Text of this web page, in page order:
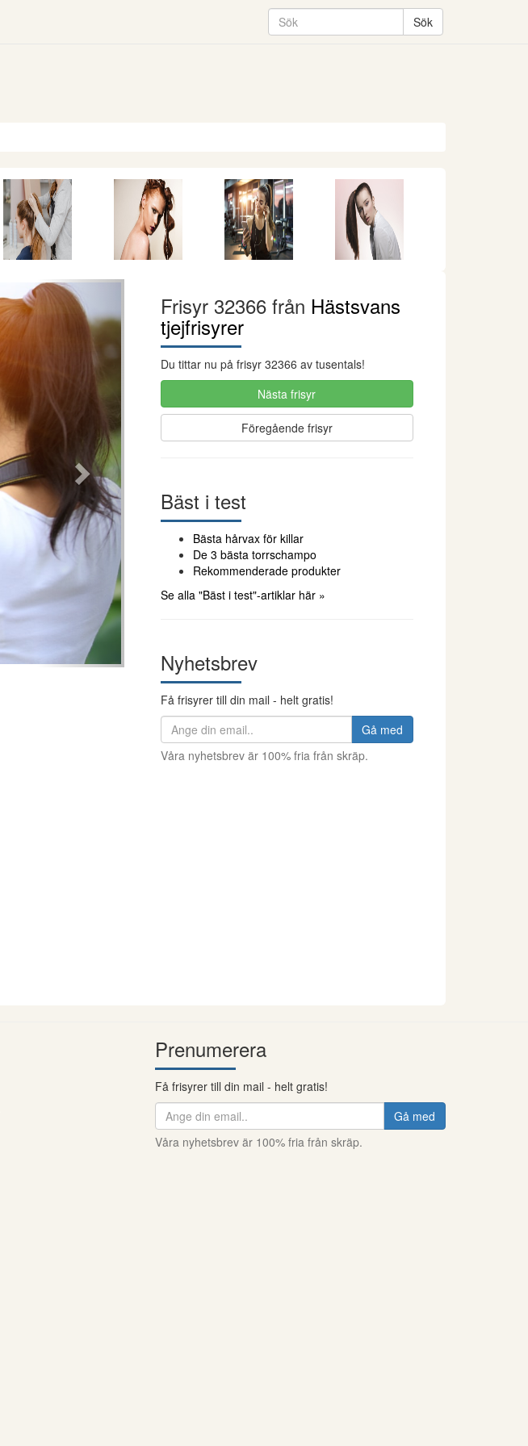
Frisyr 32366 från Hästsvans
tjejfrisyrer
Du tittar nu på frisyr 32366 av tusentals!
Nästa frisyr
Föregående frisyr
Bäst i test
Bästa hårvax för killar
De 3 bästa torrschampo
Rekommenderade produkter
Se alla "Bäst i test"-artiklar här »
Nyhetsbrev
Få frisyrer till din mail - helt gratis!
Gå med
Våra nyhetsbrev är 100% fria från skräp.
Prenumerera
Få frisyrer till din mail - helt gratis!
Gå med
Våra nyhetsbrev är 100% fria från skräp.